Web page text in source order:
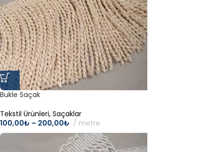
Bukle Saçak
Tekstil Ürünleri, Saçaklar
100,00₺ – 200,00₺ metre